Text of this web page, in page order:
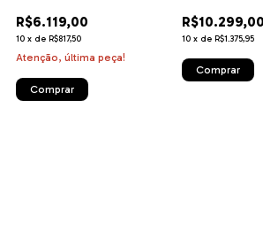
Semiprofissional com
Acendimento
Superautomático 4
R$6.119,00
10 x deR$817,50
Atenção, última peça!
tratamento
cm 220 V
R$10.299,00
10 x de R$1.375,95